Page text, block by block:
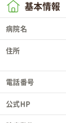
基本情報
病院名
住所
電話番号
公式HP